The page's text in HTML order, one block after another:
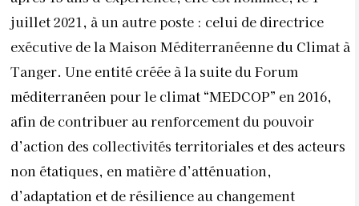
juillet 2021, à un autre poste : celui de directrice
exécutive de la Maison Méditerranéenne du Climat à
Tanger. Une entité créée à la suite du Forum
méditerranéen pour le climat “MEDCOP” en 2016,
afin de contribuer au renforcement du pouvoir
d’action des collectivités territoriales et des acteurs
non étatiques, en matière d’atténuation,
d’adaptation et de résilience au changement